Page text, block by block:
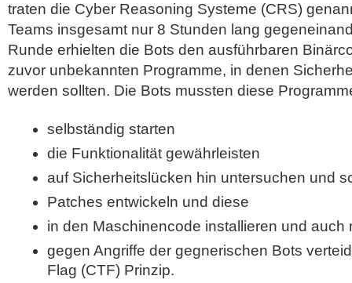
traten die Cyber Reasoning Systeme (CRS)
Teams insgesamt nur 8 Stunden lang
Runde erhielten die Bots den ausführbaren
zuvor unbekannten Programme, in denen
werden sollten. Die Bots mussten diese
selbständig starten
die Funktionalität gewährleisten
auf Sicherheitslücken hin untersuchen und
Patches entwickeln und diese
in den Maschinencode installieren und auch
gegen Angriffe der gegnerischen Bots
Flag (CTF) Prinzip.